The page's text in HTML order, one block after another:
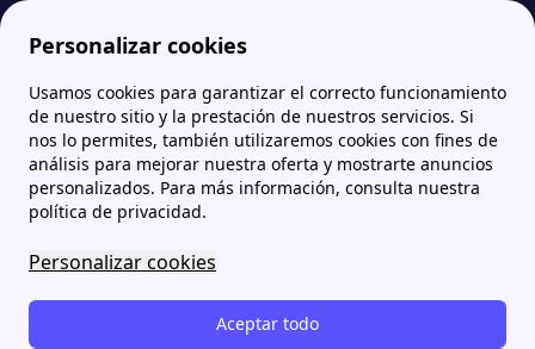
Personalizar cookies
Usamos cookies para garantizar el correcto funcionamiento
de nuestro sitio y la prestación de nuestros servicios. Si
nos lo permites, también utilizaremos cookies con fines de
análisis para mejorar nuestra oferta y mostrarte anuncios
personalizados. Para más información, consulta nuestra
política de privacidad.
Personalizar cookies
Aceptar todo
Papernest.es MoreNaturgy Servigas teléfono: mantenimiento de gas
Servigas teléfono:
mantenimiento de gas
Naturgy ofrece elservicio de mantenimiento
de gas Servigascon varias modalidades:
, yConfort. Los usuarios